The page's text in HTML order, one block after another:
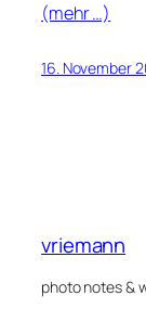
(mehr …)
16. November
vriemann
photo notes &